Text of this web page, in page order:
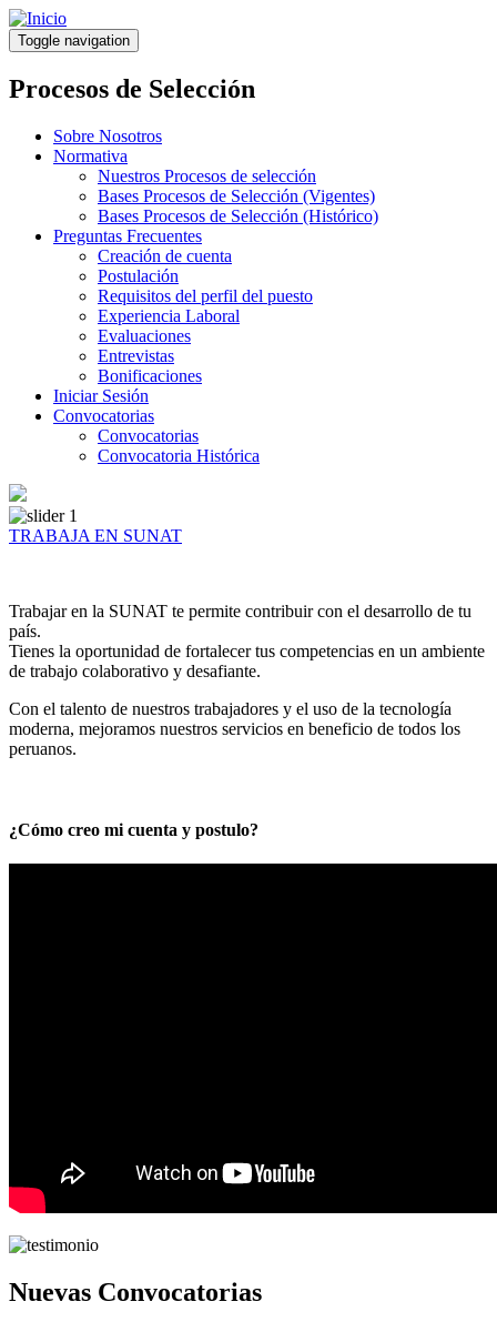
Pasar
al
contenido
principal
Toggle navigation
Procesos de Selección
Sobre Nosotros
Normativa
Nuestros Procesos de selección
Bases Procesos de Selección (Vigentes)
Bases Procesos de Selección (Histórico)
Preguntas Frecuentes
Creación de cuenta
Postulación
Requisitos del perfil del puesto
Experiencia Laboral
Evaluaciones
Entrevistas
Bonificaciones
Iniciar Sesión
Convocatorias
Convocatorias
Convocatoria Histórica
TRABAJA EN SUNAT
Trabajar en la SUNAT te permite contribuir con el desarrollo de tu
país.
Tienes la oportunidad de fortalecer tus competencias en un ambiente
de trabajo colaborativo y desafiante.
Con el talento de nuestros trabajadores y el uso de la tecnología
moderna, mejoramos nuestros servicios en beneficio de todos los
peruanos.
¿Cómo creo mi cuenta y postulo?
Nuevas Convocatorias